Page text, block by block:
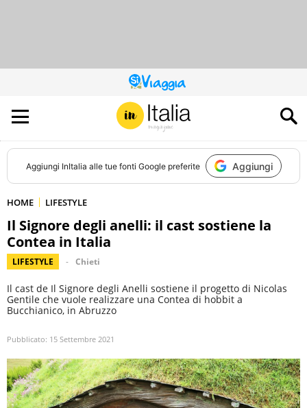
QUESTO
SITO
CONTRIBUISCE
ALL’AUDIENCE
DI
Aggiungi InItalia alle tue fonti Google preferite Aggiungi
HOME LIFESTYLE
Il Signore degli anelli: il cast sostiene la
Contea in Italia
LIFESTYLE Chieti
Il cast de Il Signore degli Anelli sostiene il progetto di Nicolas
Gentile che vuole realizzare una Contea di hobbit a
Bucchianico, in Abruzzo
Pubblicato: 15 Settembre 2021